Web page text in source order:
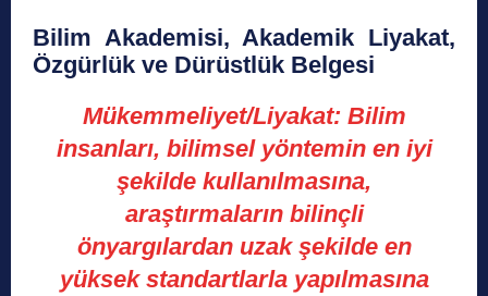
Bilim Akademisi, Akademik Liyakat,
Özgürlük ve Dürüstlük Belgesi
Mükemmeliyet/Liyakat: Bilim
insanları, bilimsel yöntemin en iyi
şekilde kullanılmasına,
araştırmaların bilinçli
önyargılardan uzak şekilde en
yüksek standartlarla yapılmasına